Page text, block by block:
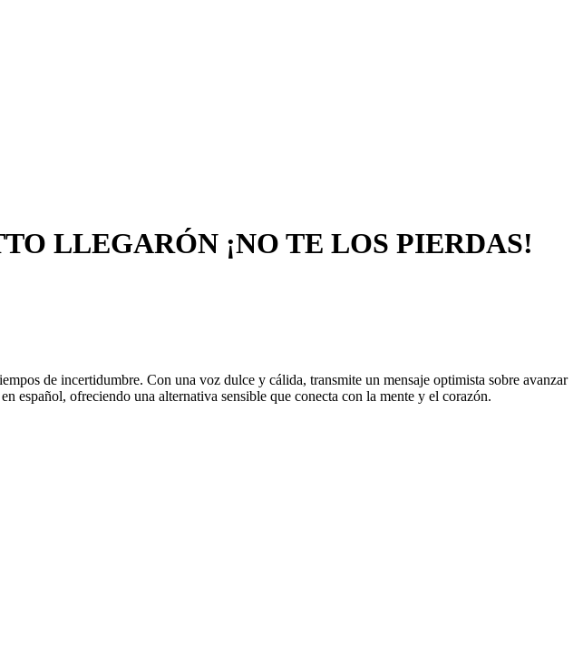
LLEGARÓN ¡NO TE LOS PIERDAS!
de incertidumbre. Con una voz dulce y cálida, transmite un mensaje optimista sobre avanzar
español, ofreciendo una alternativa sensible que conecta con la mente y el corazón.